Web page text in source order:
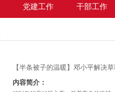
党建工作 干部工作
【半条被子的温暖】邓小平解决
内容简介：